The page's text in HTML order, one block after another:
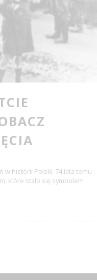
w historii Polski. 74 lata temu
które stało się symbolem